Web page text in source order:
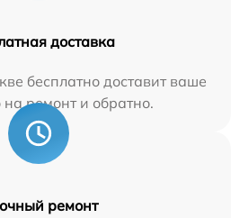
доставка
бесплатно доставит ваше
на ремонт и обратно.
ремонт